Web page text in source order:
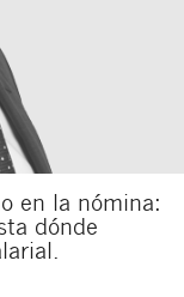
en la nómina:
dónde